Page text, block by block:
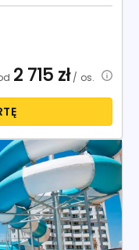
2 715 zł/ os.